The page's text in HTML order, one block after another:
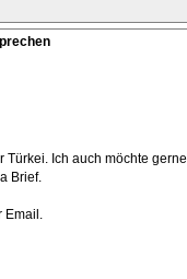
Ich auch möchte
Brief.